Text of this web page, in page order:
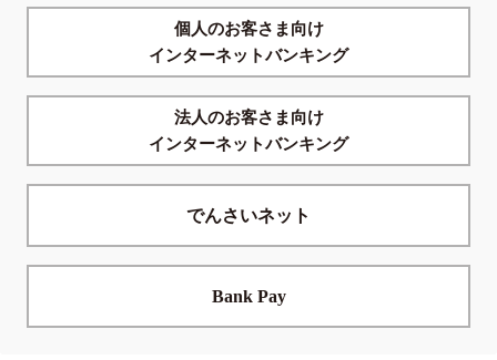
個人のお客さま向け
インターネットバンキング
法人のお客さま向け
インターネットバンキング
でんさいネット
Bank Pay